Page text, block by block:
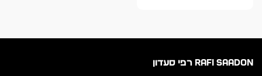
RAFI SAADON רפי סעדון